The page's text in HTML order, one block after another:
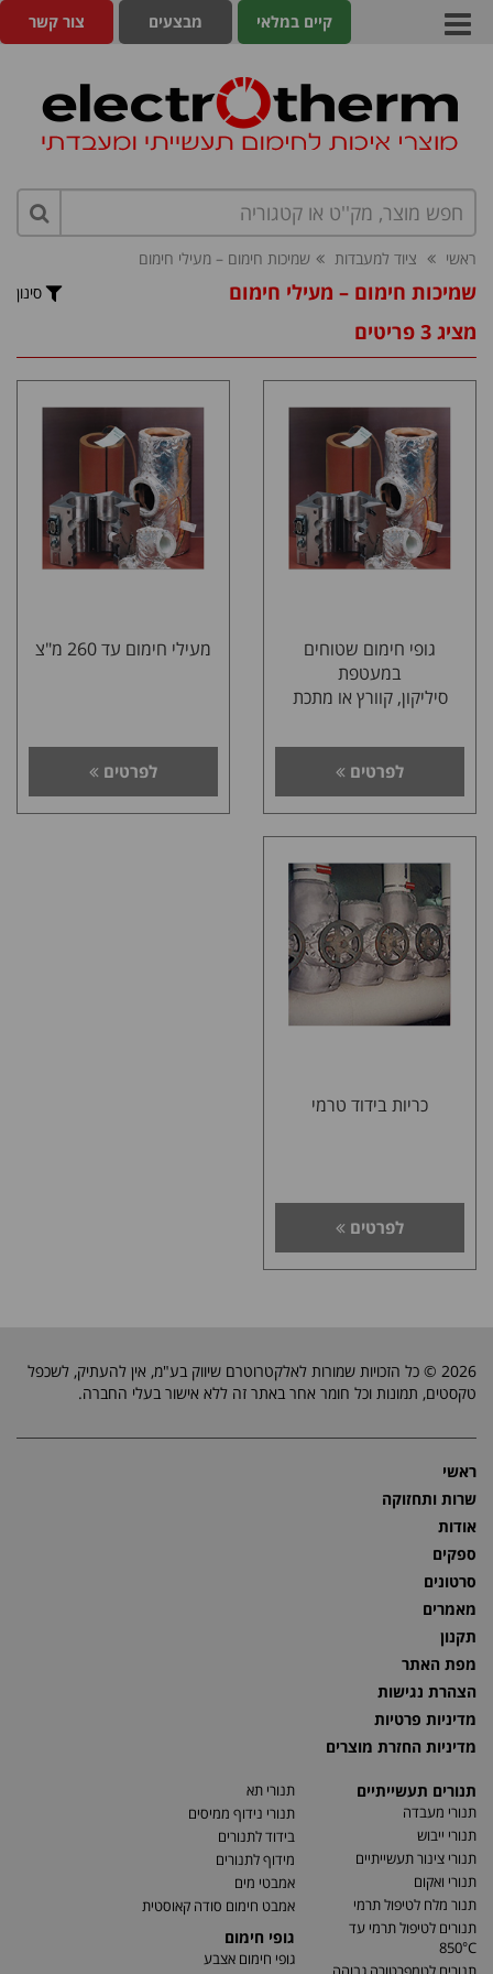
צור קשר מבצעים קיים במלאי
ראשי ציוד למעבדות שמיכות חימום – מעילי חימום
שמיכות חימום – מעילי חימום סינון
מציג 3 פריטים
גופי חימום שטוחים
במעטפת
סיליקון, קוורץ או מתכת
לפרטים
מעילי חימום עד 260 מ"צ
לפרטים
כריות בידוד טרמי
לפרטים
2026 © כל הזכויות שמורות לאלקטרוטרם שיווק בע"מ, אין להעתיק, לשכפל
טקסטים, תמונות וכל חומר אחר באתר זה ללא אישור בעלי החברה.
ראשי
שרות ותחזוקה
אודות
ספקים
סרטונים
מאמרים
תקנון
מפת האתר
הצהרת נגישות
מדיניות פרטיות
מדיניות החזרת מוצרים
תנורים תעשייתיים
תנורי מעבדה
תנורי ייבוש
תנורי צינור תעשייתיים
תנורי ואקום
תנור מלח לטיפול תרמי
תנורים לטיפול תרמי עד
850°C
תנורי תא
תנורי נידוף ממיסים
בידוד לתנורים
מידוף לתנורים
אמבטי מים
אמבט חימום סודה קאוסטית
גופי חימום
גופי חימום אצבע